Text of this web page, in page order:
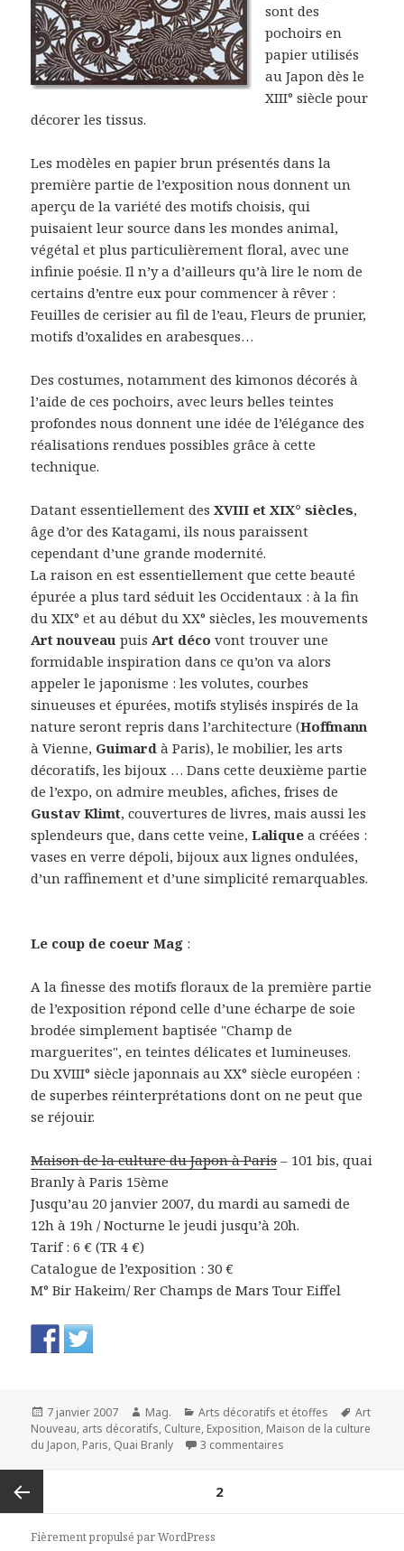
sont des
pochoirs en
papier utilisés
au Japon dès le
XIII° siècle pour
décorer les tissus.
Les modèles en papier brun présentés dans la
première partie de l’exposition nous donnent un
aperçu de la variété des motifs choisis, qui
puisaient leur source dans les mondes animal,
végétal et plus particulièrement floral, avec une
infinie poésie. Il n’y a d’ailleurs qu’à lire le nom de
certains d’entre eux pour commencer à rêver :
Feuilles de cerisier au fil de l’eau,Fleurs de prunier,
motifs d’oxalides en arabesques…
Des costumes, notamment des kimonos décorés à
l’aide de ces pochoirs, avec leurs belles teintes
profondes nous donnent une idée de l’élégance des
réalisations rendues possibles grâce à cette
technique.
Datant essentiellement desXVIII et XIX° siècles,
âge d’or des Katagami, ils nous paraissent
cependant d’une grande modernité.
La raison en est essentiellement que cette beauté
épurée a plus tard séduit les Occidentaux : à la fin
du XIX° et au début du XX° siècles, les mouvements
Art nouveau puisArt déco vont trouver une
formidable inspiration dans ce qu’on va alors
appeler le japonisme : les volutes, courbes
sinueuses et épurées, motifs stylisés inspirés de la
nature seront repris dans l’architecture (Hoffmann
à Vienne, Guimard à Paris), le mobilier, les arts
décoratifs, les bijoux … Dans cette deuxième partie
de l’expo, on admire meubles, afiches, frises de
Gustav Klimt, couvertures de livres, mais aussi les
splendeurs que, dans cette veine,Lalique a créées :
vases en verre dépoli, bijoux aux lignes ondulées,
d’un raffinement et d’une simplicité remarquables.
Le coup de coeur Mag :
A la finesse des motifs floraux de la première partie
de l’exposition répond celle d’une écharpe de soie
brodée simplement baptisée "Champ de
marguerites", en teintes délicates et lumineuses.
Du XVIII° siècle japonnais au XX° siècle européen :
de superbes réinterprétations dont on ne peut que
se réjouir.
Maison de la culture du Japon à Paris– 101 bis, quai
Branly à Paris 15ème
Jusqu’au 20 janvier 2007, du mardi au samedi de
12h à 19h / Nocturne le jeudi jusqu’à 20h.
Tarif : 6 € (TR 4 €)
Catalogue de l’exposition : 30 €
M° Bir Hakeim/ Rer Champs de Mars Tour Eiffel
Publié
le
7 janvier 2007 Auteur
Mag. Catégories
Arts décoratifs et étoffes
Mots-
clés
Art
Nouveau, arts décoratifs, Culture, Exposition, Maison de la culture
du Japon, Paris, Quai Branly 3 commentaires
des
Page
2
Fièrement propulsé par WordPress